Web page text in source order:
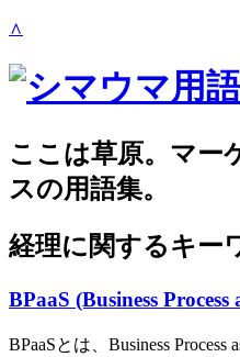
∧
ここは草原。マー
スの用語集。
経理に関するキー
BPaaS (Business
BPaaSとは、Business